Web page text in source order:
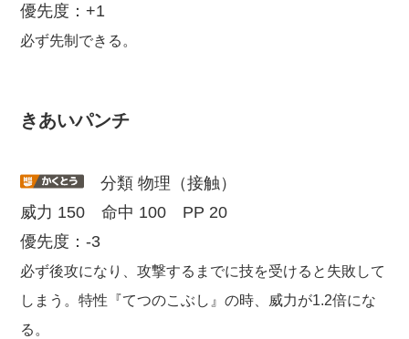
優先度：+1
必ず先制できる。
きあいパンチ
分類 物理（接触）
威力 150 命中 100 PP 20
優先度：-3
必ず後攻になり、攻撃するまでに技を受けると失敗して
しまう。特性『てつのこぶし』の時、威力が1.2倍にな
る。